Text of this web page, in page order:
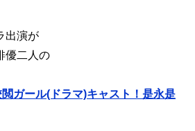
出演が
優二人の
ガール(ドラマ)キャスト！是永是